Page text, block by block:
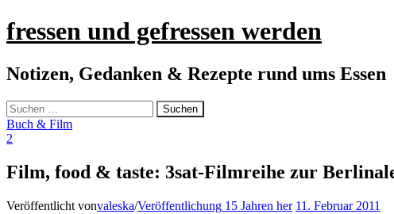
fressen und gefressen werden
Notizen, Gedanken & Rezepte rund ums Essen
Suchen
nach:
Buch & Film
2
Film, food & taste: 3sat-Filmreihe zur
Veröffentlicht vonvaleska/Veröffentlichung 15 Jahren her 11. Februar 2011